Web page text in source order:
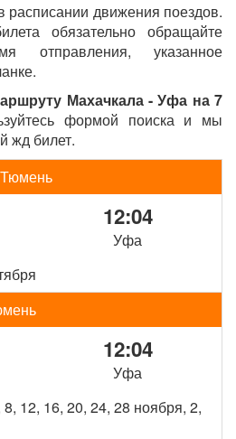
движения поездов.
обязательно обращайте
отправления, указанное
Махачкала - Уфа на 7
формой поиска и мы
жд билет.
12:04
Уфа
12:04
Уфа
8, 12, 16, 20, 24, 28 ноября, 2,